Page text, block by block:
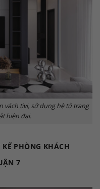
vách tivi, sử dụng hệ tủ trang
hiện đại.
PHÒNG KHÁCH
7